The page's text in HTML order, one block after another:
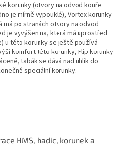
v
ý
p
i
s
u
korunky (otvory na odvod kouře
je mírně vypouklé), Vortex korunky
po stranách otvory na odvod
je vyvýšenina, která má uprostřed
u této korunky se ještě používá
komfort této korunky, Flip korunky
tabák se dává nad uhlík do
speciální korunky.
HMS, hadic, korunek a